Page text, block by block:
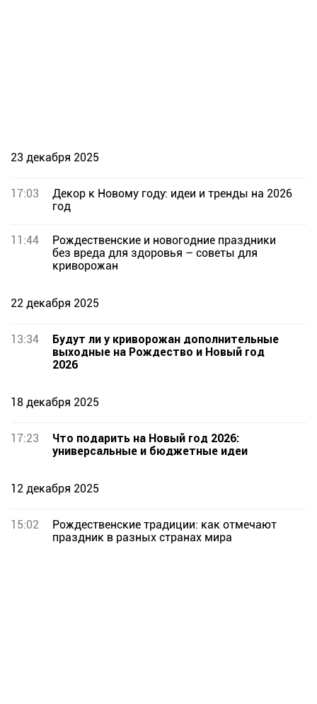
23 декабря 2025
17:03
Декор к Новому году: идеи и тренды на 2026
год
11:44
Рождественские и новогодние праздники
без вреда для здоровья – советы для
криворожан
22 декабря 2025
13:34
Будут ли у криворожан дополнительные
выходные на Рождество и Новый год
2026
18 декабря 2025
17:23
Что подарить на Новый год 2026:
универсальные и бюджетные идеи
12 декабря 2025
15:02
Рождественские традиции: как отмечают
праздник в разных странах мира